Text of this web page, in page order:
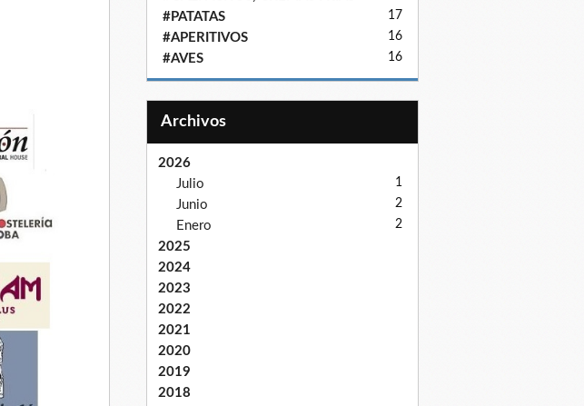
#PATATAS 17
#APERITIVOS 16
#AVES 16
Archivos
2026
Julio
1
Junio 2
Enero 2
2025
2024
2023
2022
2021
2020
2019
2018